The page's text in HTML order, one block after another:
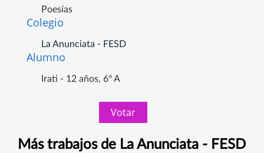
Poesías
Colegio
La Anunciata - FESD
Alumno
Irati - 12 años, 6º A
Votar
Más trabajos de La Anunciata - FESD